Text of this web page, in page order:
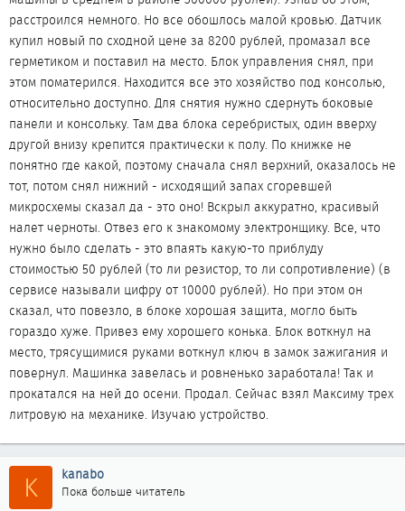
расстроился немного. Но все обошлось малой кровью. Датчик
купил новый по сходной цене за 8200 рублей, промазал все
герметиком и поставил на место. Блок управления снял, при
этом поматерился. Находится все это хозяйство под консолью,
относительно доступно. Для снятия нужно сдернуть боковые
панели и консольку. Там два блока серебристых, один вверху
другой внизу крепится практически к полу. По книжке не
понятно где какой, поэтому сначала снял верхний, оказалось не
тот, потом снял нижний - исходящий запах сгоревшей
микросхемы сказал да - это оно! Вскрыл аккуратно, красивый
налет черноты. Отвез его к знакомому электронщику. Все, что
нужно было сделать - это впаять какую-то приблуду
стоимостью 50 рублей (то ли резистор, то ли сопротивление) (в
сервисе называли цифру от 10000 рублей). Но при этом он
сказал, что повезло, в блоке хорошая защита, могло быть
гораздо хуже. Привез ему хорошего конька. Блок воткнул на
место, трясущимися руками воткнул ключ в замок зажигания и
повернул. Машинка завелась и ровненько заработала! Так и
прокатался на ней до осени. Продал. Сейчас взял Максиму трех
литровую на механике. Изучаю устройство.
K kanabo
Пока больше читатель